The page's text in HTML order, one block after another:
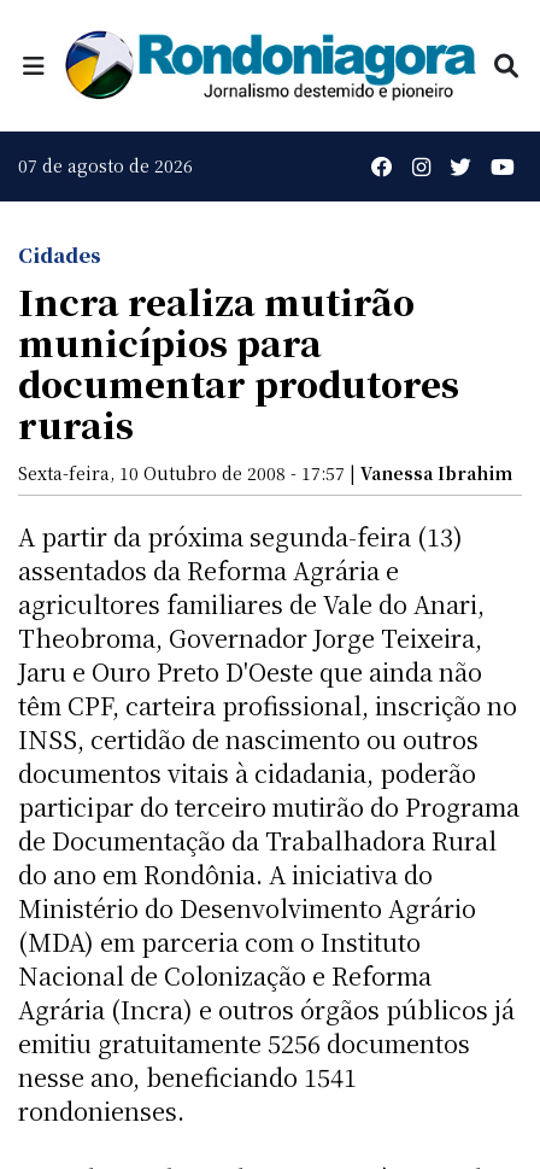
07 de agosto de 2026
Cidades
Incra realiza mutirão
municípios para
documentar produtores
rurais
Sexta-feira, 10 Outubro de 2008 - 17:57 | Vanessa Ibrahim
A partir da próxima segunda-feira (13)
assentados da Reforma Agrária e
agricultores familiares de Vale do Anari,
Theobroma, Governador Jorge Teixeira,
Jaru e Ouro Preto D'Oeste que ainda não
têm CPF, carteira profissional, inscrição no
INSS, certidão de nascimento ou outros
documentos vitais à cidadania, poderão
participar do terceiro mutirão do Programa
de Documentação da Trabalhadora Rural
do ano em Rondônia. A iniciativa do
Ministério do Desenvolvimento Agrário
(MDA) em parceria com o Instituto
Nacional de Colonização e Reforma
Agrária (Incra) e outros órgãos públicos já
emitiu gratuitamente 5256 documentos
nesse ano, beneficiando 1541
rondonienses.